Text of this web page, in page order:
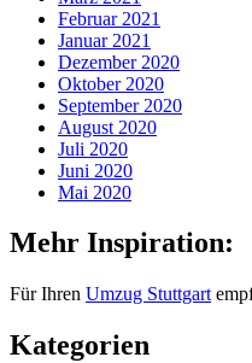
Februar 2021
Januar 2021
Dezember 2020
Oktober 2020
September 2020
August 2020
Juli 2020
Juni 2020
Mai 2020
Mehr Inspiration:
Für Ihren Umzug Stuttgart
Kategorien